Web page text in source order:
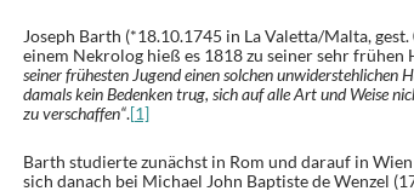
Joseph Barth (*18.10.1745 in La Valetta/Malta,
einem Nekrolog hieß es 1818 zu seiner sehr
seiner frühesten Jugend einen solchen unwiderstehlichen
damals kein Bedenken trug, sich auf alle Art und Weise
zu verschaffen“.[1]
Barth studierte zunächst in Rom und darauf in
sich danach bei Michael John Baptiste de Wenzel